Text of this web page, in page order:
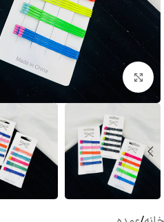
بزرگنمایی تصویر